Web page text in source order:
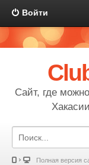
Войти
Сайт, где
Полная версия